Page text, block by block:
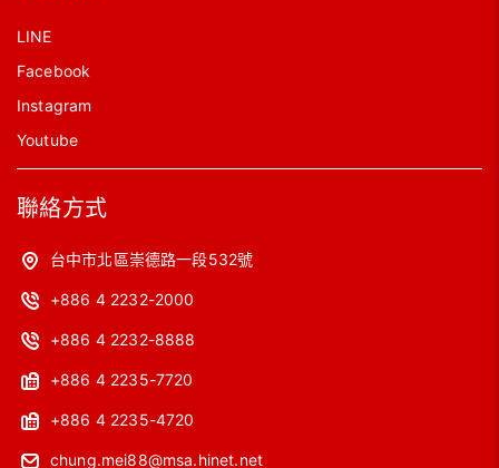
LINE
Facebook
Instagram
Youtube
聯絡方式
台中市北區崇德路一段532號
+886 4 2232-2000
+886 4 2232-8888
+886 4 2235-7720
+886 4 2235-4720
chung.mei88@msa.hinet.net